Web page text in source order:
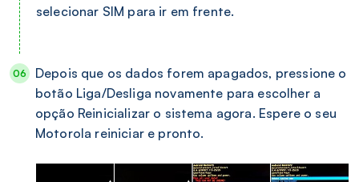
selecionar SIM para ir em frente.
Depois que os dados forem apagados, pressione o
botão Liga/Desliga novamente para escolher a
opção Reinicializar o sistema agora. Espere o seu
Motorola reiniciar e pronto.